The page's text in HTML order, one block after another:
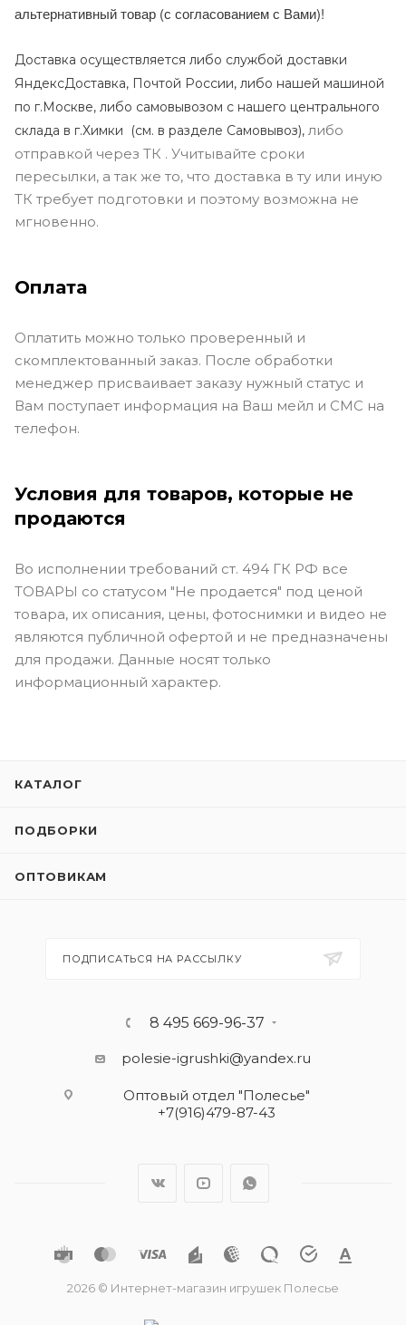
альтернативный товар (с согласованием с Вами)!
Доставка осуществляется либо службой доставки
ЯндексДоставка, Почтой России, либо нашей машиной
по г.Москве, либо самовывозом с нашего центрального
склада в г.Химки (см. в разделе Самовывоз), либо
отправкой через ТК . Учитывайте сроки
пересылки, а так же то, что доставка в ту или иную
ТК требует подготовки и поэтому возможна не
мгновенно.
Оплата
Оплатить можно только проверенный и
скомплектованный заказ. После обработки
менеджер присваивает заказу нужный статус и
Вам поступает информация на Ваш мейл и СМС на
телефон.
Условия для товаров, которые не
продаются
Во исполнении требований ст. 494 ГК РФ все
ТОВАРЫ со статусом "Не продается" под ценой
товара, их описания, цены, фотоснимки и видео не
являются публичной офертой и не предназначены
для продажи. Данные носят только
информационный характер.
КАТАЛОГ
ПОДБОРКИ
ОПТОВИКАМ
ПОДПИСАТЬСЯ НА РАССЫЛКУ
8 495 669-96-37
polesie-igrushki@yandex.ru
Оптовый отдел "Полесье"
+7(916)479-87-43
2026 © Интернет-магазин игрушек Полесье